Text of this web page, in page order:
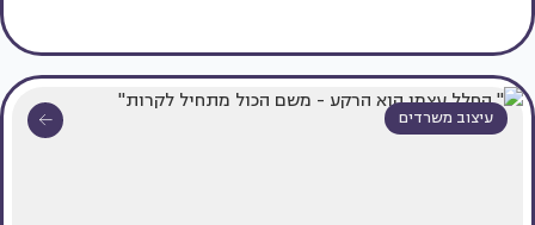
עיצוב משרדים